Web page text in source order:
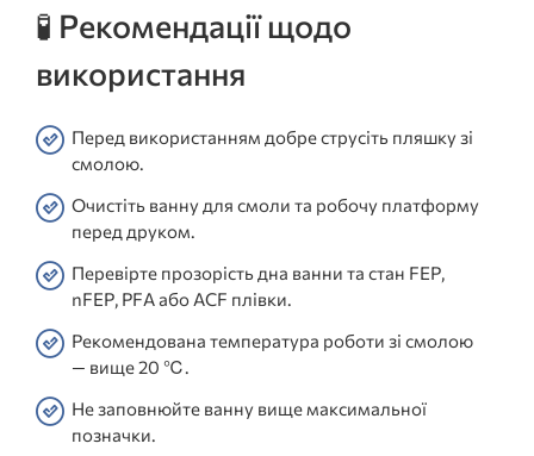
🧪 Рекомендації щодо
використання
Перед використанням добре струсіть пляшку зі
смолою.
Очистіть ванну для смоли та робочу платформу
перед друком.
Перевірте прозорість дна ванни та стан FEP,
nFEP, PFA або ACF плівки.
Рекомендована температура роботи зі смолою
— вище 20 ℃.
Не заповнюйте ванну вище максимальної
позначки.